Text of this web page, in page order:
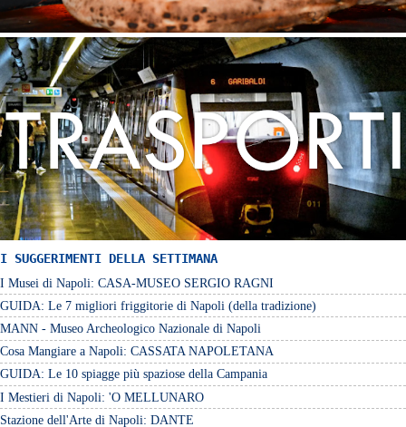
I SUGGERIMENTI DELLA SETTIMANA
I Musei di Napoli: CASA-MUSEO SERGIO RAGNI
GUIDA: Le 7 migliori friggitorie di Napoli (della tradizione)
MANN - Museo Archeologico Nazionale di Napoli
Cosa Mangiare a Napoli: CASSATA NAPOLETANA
GUIDA: Le 10 spiagge più spaziose della Campania
I Mestieri di Napoli: 'O MELLUNARO
Stazione dell'Arte di Napoli: DANTE